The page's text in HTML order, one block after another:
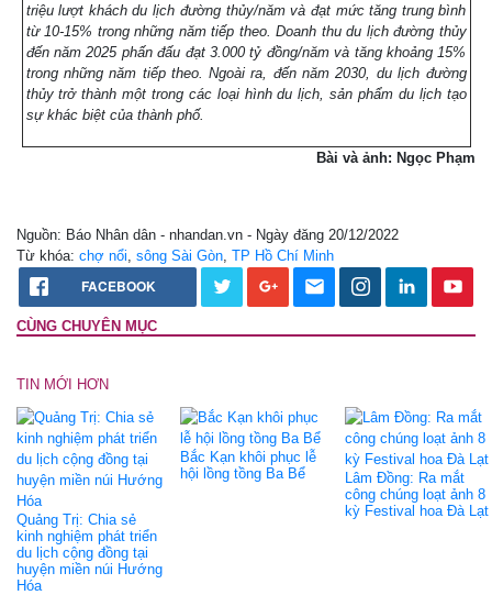
triệu lượt khách du lịch đường thủy/năm và đạt mức tăng trung bình
từ 10-15% trong những năm tiếp theo. Doanh thu du lịch đường thủy
đến năm 2025 phấn đấu đạt 3.000 tỷ đồng/năm và tăng khoảng 15%
trong những năm tiếp theo. Ngoài ra, đến năm 2030, du lịch đường
thủy trở thành một trong các loại hình du lịch, sản phẩm du lịch tạo
sự khác biệt của thành phố.
Bài và ảnh: Ngọc Phạm
Nguồn: Báo Nhân dân - nhandan.vn - Ngày đăng 20/12/2022
Từ khóa: chợ nổi sông Sài Gòn TP Hồ Chí Minh
FACEBOOK
CÙNG CHUYÊN MỤC
TIN MỚI HƠN
Quảng Trị: Chia sẻ
kinh nghiệm phát triển
du lịch cộng đồng tại
huyện miền núi Hướng
Hóa
Bắc Kạn khôi phục lễ
hội lồng tồng Ba Bể
Lâm Đồng: Ra mắt
công chúng loạt ảnh 8
kỳ Festival hoa Đà Lạt